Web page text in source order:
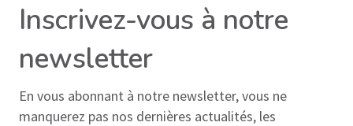
Inscrivez-vous à notre
newsletter
En vous abonnant à notre newsletter, vous ne
manquerez pas nos dernières actualités, les